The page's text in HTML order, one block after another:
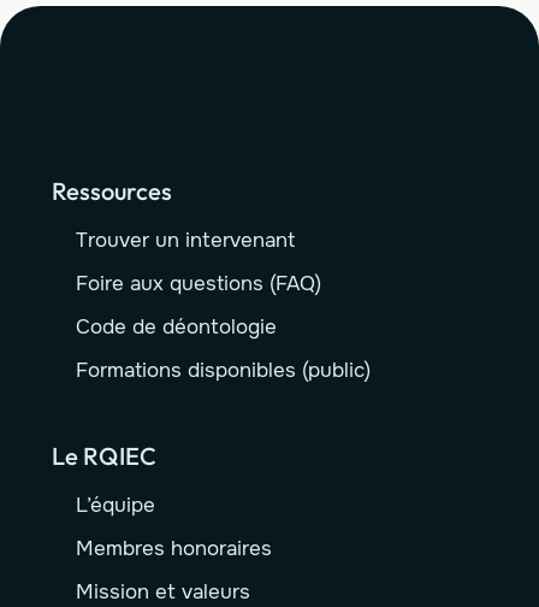
Ressources
Trouver un intervenant
Foire aux questions (FAQ)
Code de déontologie
Formations disponibles (public)
Le RQIEC
L’équipe
Membres honoraires
Mission et valeurs